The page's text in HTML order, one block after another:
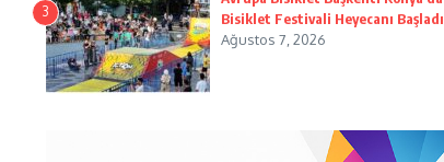
3
Bisiklet Festivali Heyecanı Başladı
Ağustos 7, 2026